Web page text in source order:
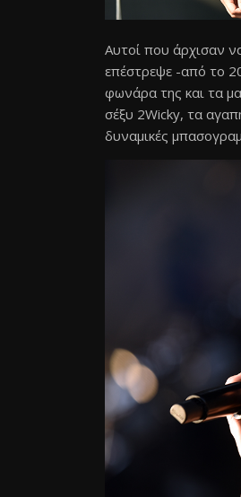
Αυτοί που άρχισαν
επέστρεψε -από το
φωνάρα της και τα
σέξυ 2Wicky, τα
δυναμικές